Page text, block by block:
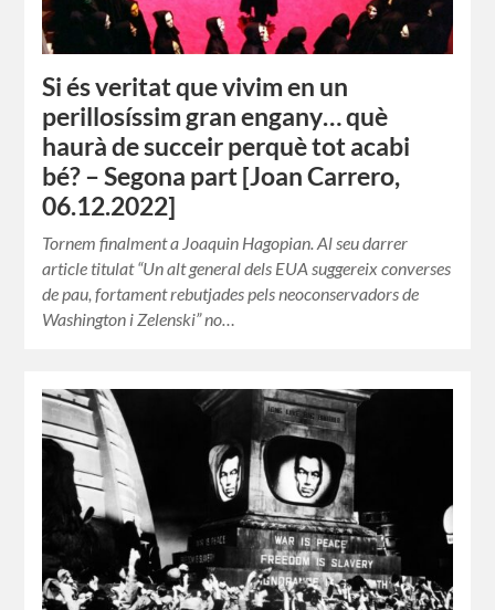
Si és veritat que vivim en un
perillosíssim gran engany… què
haurà de succeir perquè tot acabi
bé? – Segona part [Joan Carrero,
06.12.2022]
Tornem finalment a Joaquin Hagopian. Al seu darrer
article titulat “Un alt general dels EUA suggereix converses
de pau, fortament rebutjades pels neoconservadors de
Washington i Zelenski” no…